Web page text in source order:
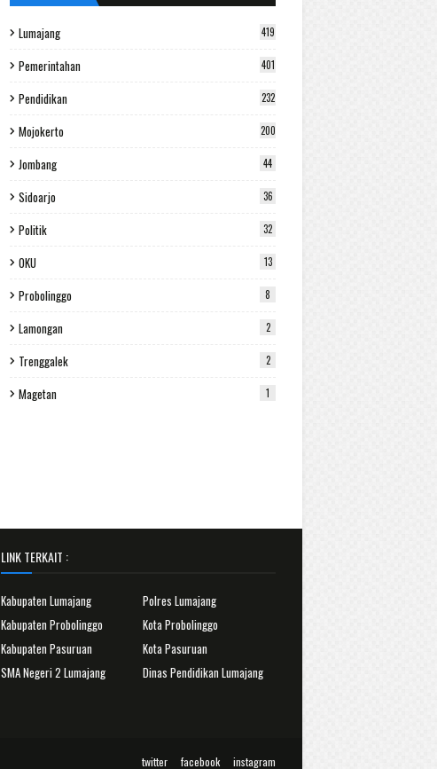
Lumajang 419
Pemerintahan 401
Pendidikan 232
Mojokerto 200
Jombang 44
Sidoarjo 36
Politik 32
OKU 13
Probolinggo 8
Lamongan 2
Trenggalek 2
Magetan 1
LINK TERKAIT :
Kabupaten Lumajang
Polres Lumajang
Kabupaten Probolinggo
Kota Probolinggo
Kabupaten Pasuruan
Kota Pasuruan
SMA Negeri 2 Lumajang
Dinas Pendidikan Lumajang
twitter facebook instagram